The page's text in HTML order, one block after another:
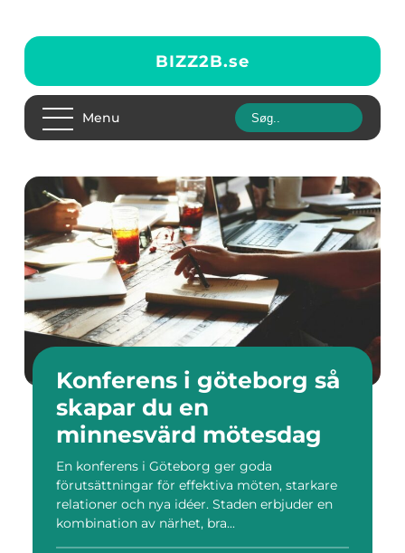
BIZZ2B.se
Menu
Konferens i göteborg så
skapar du en
minnesvärd mötesdag
En konferens i Göteborg ger goda
förutsättningar för effektiva möten, starkare
relationer och nya idéer. Staden erbjuder en
kombination av närhet, bra...